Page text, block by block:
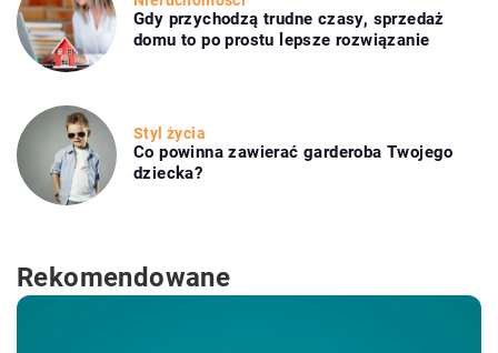
Gdy przychodzą trudne czasy, sprzedaż
domu to po prostu lepsze rozwiązanie
Styl życia
Co powinna zawierać garderoba Twojego
dziecka?
Rekomendowane